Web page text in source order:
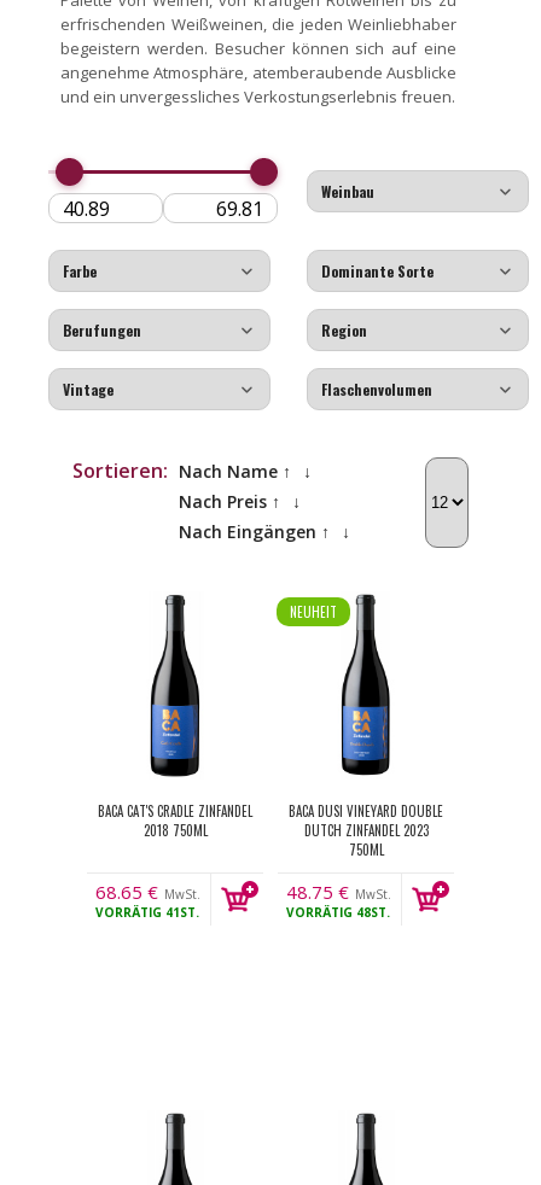
erfrischenden Weißweinen, die jeden Weinliebhaber
begeistern werden. Besucher können sich auf eine
angenehme Atmosphäre, atemberaubende Ausblicke
und ein unvergessliches Verkostungserlebnis freuen.
Sortieren: Nach Name ↑
↓
Nach Preis ↑
↓
Nach Eingängen ↑
↓
BACA CAT'S CRADLE ZINFANDEL
2018 750ML
68.65 € MwSt.
VORRÄTIG 41ST.
NEUHEIT
BACA DUSI VINEYARD DOUBLE
DUTCH ZINFANDEL 2023
750ML
48.75 € MwSt.
VORRÄTIG 48ST.